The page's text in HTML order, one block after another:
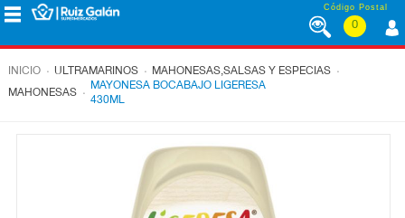
Saltar al contenido Código Postal
0
CORPORATIVO
INICIO . ULTRAMARINOS . MAHONESAS,SALSAS Y ESPECIAS .
MAHONESAS .
MAYONESA BOCABAJO LIGERESA
430ML